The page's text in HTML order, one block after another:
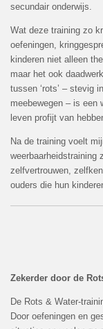
secundair onderwijs.
Wat deze training zo
oefeningen,
kinderen niet alleen
maar het ook
tussen ‘rots’ – stevig
meebewegen – is een
leven profijt van
Na de training voelt
weerbaarheidstraining
zelfvertrouwen,
ouders die hun
Zekerder door de
De Rots & Water-
Door oefeningen en